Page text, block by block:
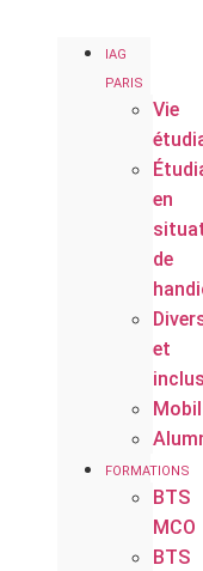
IAG
PARIS
Vie
en
de
et
FORMATIONS
BTS
MCO
BTS